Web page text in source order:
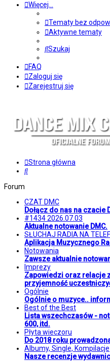
Więcej…
Tematy bez
Aktywne tematy
Szukaj
FAQ
Zaloguj się
Zarejestruj się
Strona główna
Szukaj
Forum
CZAT DMC
Dołącz do nas na czacie
#1434 2026.07.03
Aktualne notowanie DMC.
SŁUCHAJ RADIA NA
Aplikacja Muzycznego
Notowania
Zawsze aktualnie
Imprezy
Zapowiedzi oraz relacje
przyjemność
Ogólnie
Ogólnie o muzyce..
Best of the Best
Lista wszechczasów -
600, itd.
Płyta wieczoru
Do 2018 roku
Albumy, Single, Kompilacje
Nasze recenzje